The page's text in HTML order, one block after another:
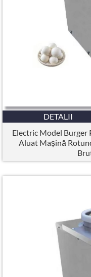
DETALII
Electric Model
Aluat Mașină